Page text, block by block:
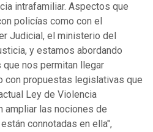
intrafamiliar. Aspectos que
policías como con el
Judicial, el ministerio del
y estamos abordando
nos permitan llegar
con propuestas legislativas que
Ley de Violencia
ampliar las nociones de
connotadas en ella",